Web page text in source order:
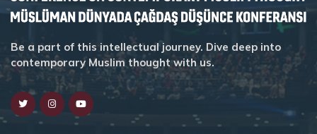
Be a part of this intellectual journey. Dive deep into
contemporary Muslim thought with us.